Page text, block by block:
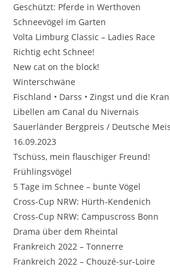
Geschützt: Pferde in Werthoven
Schneevögel im Garten
Volta Limburg Classic – Ladies Race
Richtig echt Schnee!
New cat on the block!
Winterschwäne
Fischland • Darss • Zingst und die
Libellen am Canal du Nivernais
Sauerländer Bergpreis / Deutsche
16.09.2023
Tschüss, mein flauschiger Freund!
Frühlingsvögel
5 Tage im Schnee – bunte Vögel
Cross-Cup NRW: Hürth-Kendenich
Cross-Cup NRW: Campuscross Bonn
Drama über dem Rheintal
Frankreich 2022 – Tonnerre
Frankreich 2022 – Chouzé-sur-Loire